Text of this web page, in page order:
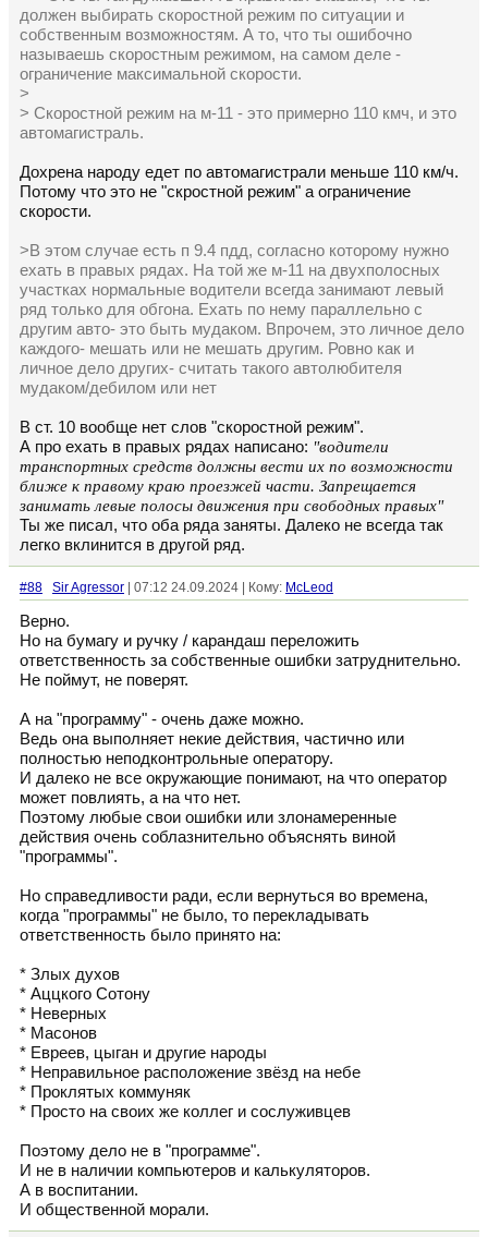
должен выбирать скоростной режим по ситуации и
собственным возможностям. А то, что ты ошибочно
называешь скоростным режимом, на самом деле -
ограничение максимальной скорости.
>
> Скоростной режим на м-11 - это примерно 110 кмч, и это
автомагистраль.
Дохрена народу едет по автомагистрали меньше 110 км/ч.
Потому что это не "скростной режим" а ограничение
скорости.
>В этом случае есть п 9.4 пдд, согласно которому нужно
ехать в правых рядах. На той же м-11 на двухполосных
участках нормальные водители всегда занимают левый
ряд только для обгона. Ехать по нему параллельно с
другим авто- это быть мудаком. Впрочем, это личное дело
каждого- мешать или не мешать другим. Ровно как и
личное дело других- считать такого автолюбителя
мудаком/дебилом или нет
В ст. 10 вообще нет слов "скоростной режим".
А про ехать в правых рядах написано: "водители
транспортных средств должны вести их по возможности
ближе к правому краю проезжей части. Запрещается
занимать левые полосы движения при свободных правых"
Ты же писал, что оба ряда заняты. Далеко не всегда так
легко вклинится в другой ряд.
#88 Sir Agressor | 07:12 24.09.2024 | Кому: McLeod
Верно.
Но на бумагу и ручку / карандаш переложить
ответственность за собственные ошибки затруднительно.
Не поймут, не поверят.
А на "программу" - очень даже можно.
Ведь она выполняет некие действия, частично или
полностью неподконтрольные оператору.
И далеко не все окружающие понимают, на что оператор
может повлиять, а на что нет.
Поэтому любые свои ошибки или злонамеренные
действия очень соблазнительно объяснять виной
"программы".
Но справедливости ради, если вернуться во времена,
когда "программы" не было, то перекладывать
ответственность было принято на:
* Злых духов
* Аццкого Сотону
* Неверных
* Масонов
* Евреев, цыган и другие народы
* Неправильное расположение звёзд на небе
* Проклятых коммуняк
* Просто на своих же коллег и сослуживцев
Поэтому дело не в "программе".
И не в наличии компьютеров и калькуляторов.
А в воспитании.
И общественной морали.